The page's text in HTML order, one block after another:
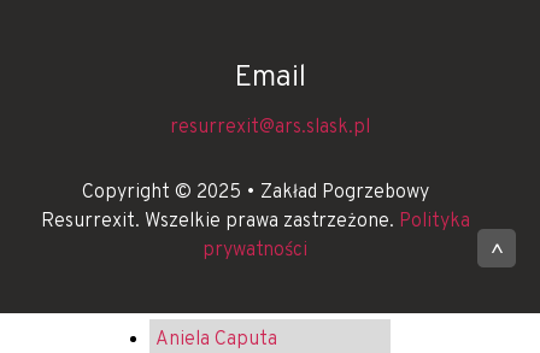
Email
resurrexit@ars.slask.pl
Copyright © 2025 • Zakład Pogrzebowy
Resurrexit. Wszelkie prawa zastrzeżone. Polityka
prywatności
^
Aniela Caputa